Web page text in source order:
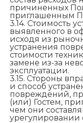
причиненных
приглашенным
3.14. Стоимость
выявленного в
исходя из
устранения
стоимости
замене из-за
эксплуатации.
3.15. Стороны
и способ
повреждений,
(или) Гостем,
чем они
урегулировании